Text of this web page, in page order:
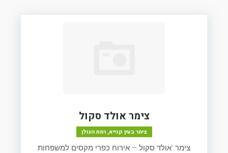
צימר אולד סקול
צימר בעין קנייא, רמת הגולן
צימר 'אולד סקול – אירוח כפרי מקסים למשפחות